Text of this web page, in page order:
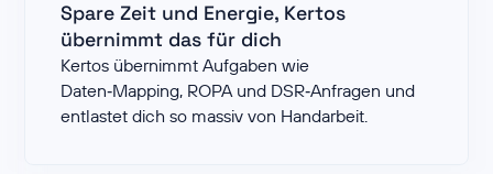
Spare Zeit und Energie, Kertos
übernimmt das für dich
Kertos übernimmt Aufgaben wie
Daten‑Mapping, ROPA und DSR‑Anfragen und
entlastet dich so massiv von Handarbeit.